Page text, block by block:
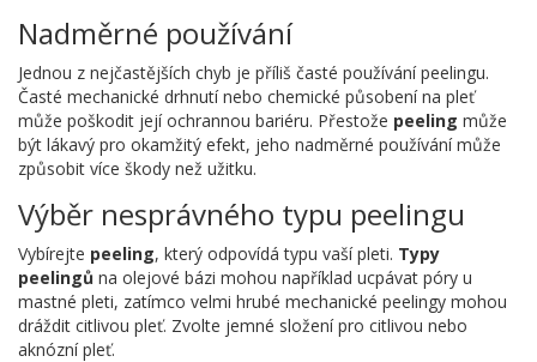
Nadměrné používání
Jednou z nejčastějších chyb je příliš časté používání peelingu.
Časté mechanické drhnutí nebo chemické působení na pleť
může poškodit její ochrannou bariéru. Přestože peeling může
být lákavý pro okamžitý efekt, jeho nadměrné používání může
způsobit více škody než užitku.
Výběr nesprávného typu peelingu
Vybírejte peeling, který odpovídá typu vaší pleti. Typy
peelingů na olejové bázi mohou například ucpávat póry u
mastné pleti, zatímco velmi hrubé mechanické peelingy mohou
dráždit citlivou pleť. Zvolte jemné složení pro citlivou nebo
aknózní pleť.